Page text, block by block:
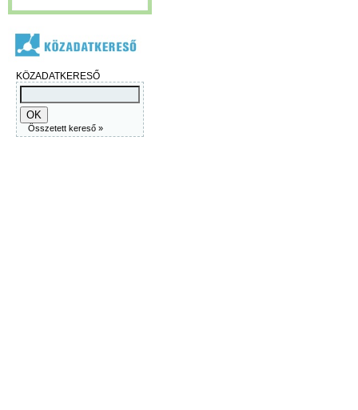
KÖZADATKERESŐ
Összetett kereső »